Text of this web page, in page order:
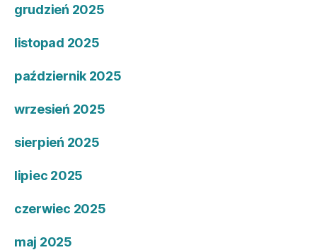
grudzień 2025
listopad 2025
październik 2025
wrzesień 2025
sierpień 2025
lipiec 2025
czerwiec 2025
maj 2025